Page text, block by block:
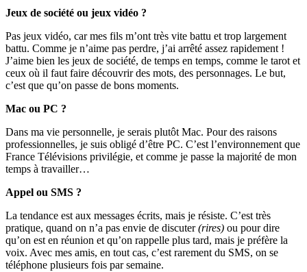
Jeux de société ou jeux vidéo ?
Pas jeux vidéo, car mes fils m’ont très vite battu et trop largement
battu. Comme je n’aime pas perdre, j’ai arrêté assez rapidement !
J’aime bien les jeux de société, de temps en temps, comme le tarot et
ceux où il faut faire découvrir des mots, des personnages. Le but,
c’est que qu’on passe de bons moments.
Mac ou PC ?
Dans ma vie personnelle, je serais plutôt Mac. Pour des raisons
professionnelles, je suis obligé d’être PC. C’est l’environnement que
France Télévisions privilégie, et comme je passe la majorité de mon
temps à travailler…
Appel ou SMS ?
La tendance est aux messages écrits, mais je résiste. C’est très
pratique, quand on n’a pas envie de discuter(rires) ou pour dire
qu’on est en réunion et qu’on rappelle plus tard, mais je préfère la
voix. Avec mes amis, en tout cas, c’est rarement du SMS, on se
téléphone plusieurs fois par semaine.